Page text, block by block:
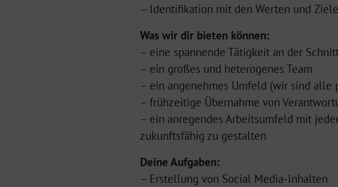
– Identifikation mit den Werten und
Was wir dir bieten können:
– eine spannende Tätigkeit an der
– ein großes und heterogenes Team
– ein angenehmes Umfeld (wir sind alle
– frühzeitige Übernahme von
– ein anregendes Arbeitsumfeld mit
zukunftsfähig zu gestalten
Deine Aufgaben:
– Erstellung von Social Media-Inhalten